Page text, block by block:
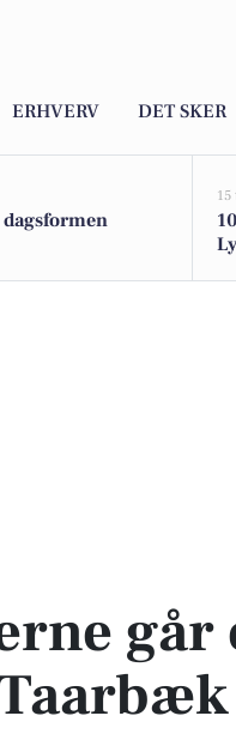
ERHVERV DET SKER
15
Taarbæk Kommune
går